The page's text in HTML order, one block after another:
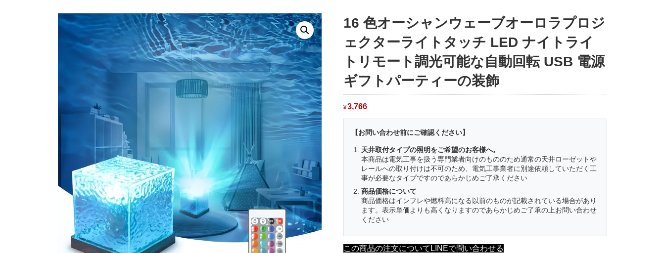
16 色オーシャンウェーブオーロラプロジ
ェクターライトタッチ LED ナイトライ
トリモート調光可能な自動回転 USB 電源
ギフトパーティーの装飾
¥ 3,766
【お問い合わせ前にご確認ください】
天井取付タイプの照明をご希望のお客様へ。
本商品は電気工事を扱う専門業者向けのもののため通常の天井ローゼットや
レールへの取り付けは不可のため、電気工事業者に別途依頼していただく工
事が必要なタイプですのであらかじめご了承ください
商品価格について
商品価格はインフレや燃料高になる以前のものが記載されている場合があり
ます。表示単価よりも高くなりますのであらかじめご了承の上お問い合わせ
ください
この商品の注文についてLINEで問い合わせる